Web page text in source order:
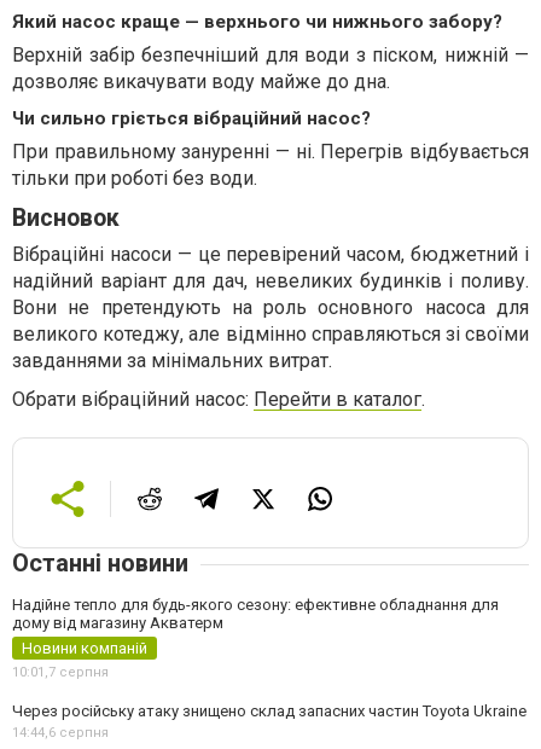
Який насос краще — верхнього чи нижнього забору?
Верхній забір безпечніший для води з піском, нижній —
дозволяє викачувати воду майже до дна.
Чи сильно гріється вібраційний насос?
При правильному зануренні — ні. Перегрів відбувається
тільки при роботі без води.
Висновок
Вібраційні насоси — це перевірений часом, бюджетний і
надійний варіант для дач, невеликих будинків і поливу.
Вони не претендують на роль основного насоса для
великого котеджу, але відмінно справляються зі своїми
завданнями за мінімальних витрат.
Обрати вібраційний насос: Перейти в каталог.
Останні новини
Надійне тепло для будь-якого сезону: ефективне обладнання для
дому від магазину Акватерм
Новини компаній
10:01,7 серпня
Через російську атаку знищено склад запасних частин Toyota Ukraine
14:44,6 серпня